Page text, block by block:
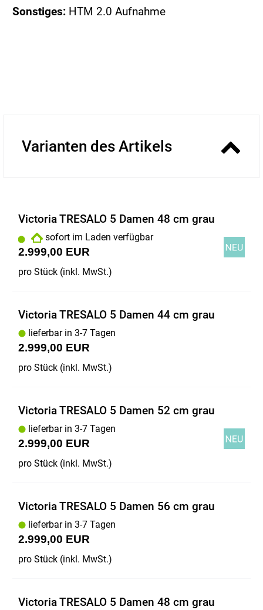
Sonstiges: HTM 2.0 Aufnahme
Varianten des Artikels
Victoria TRESALO 5 Damen 48 cm grau
sofort im Laden verfügbar
2.999,00 EUR
pro Stück (inkl. MwSt.)
Victoria TRESALO 5 Damen 44 cm grau
lieferbar in 3-7 Tagen
2.999,00 EUR
pro Stück (inkl. MwSt.)
Victoria TRESALO 5 Damen 52 cm grau
lieferbar in 3-7 Tagen
2.999,00 EUR
pro Stück (inkl. MwSt.)
Victoria TRESALO 5 Damen 56 cm grau
lieferbar in 3-7 Tagen
2.999,00 EUR
pro Stück (inkl. MwSt.)
Victoria TRESALO 5 Damen 48 cm grau